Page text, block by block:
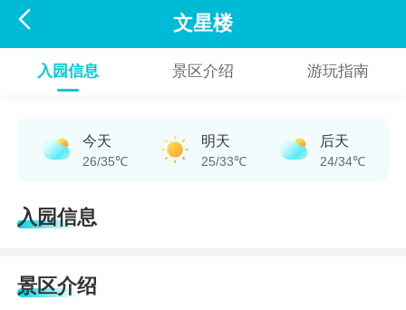
 文星楼
入园信息 景区介绍 游玩指南
今天
26/35℃
明天
25/33℃
后天
24/34℃
入园信息
景区介绍